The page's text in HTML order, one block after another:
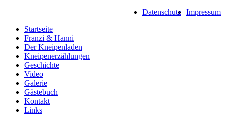
Impressum
Datenschutz
Startseite
Franzi & Hanni
Der Kneipenladen
Kneipenerzählungen
Geschichte
Video
Galerie
Gästebuch
Kontakt
Links